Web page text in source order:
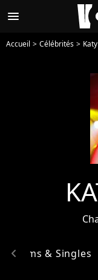
menu
Accueil Célébrités
Albums & Singles
chevron_left